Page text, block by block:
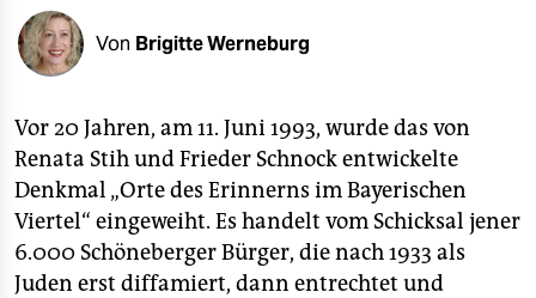
abo
epaper login
Von Brigitte Werneburg
Vor 20 Jahren, am 11. Juni 1993, wurde das von
Renata Stih und Frieder Schnock entwickelte
Denkmal „Orte des Erinnerns im Bayerischen
Viertel“ eingeweiht. Es handelt vom Schicksal jener
6.000 Schöneberger Bürger, die nach 1933 als
Juden erst diffamiert, dann entrechtet und